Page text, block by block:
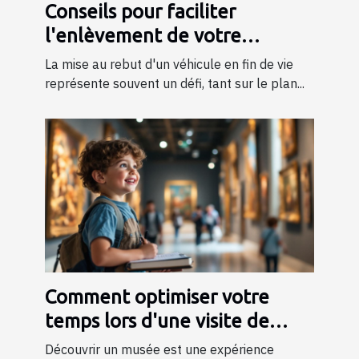
Conseils pour faciliter
l'enlèvement de votre
véhicule en fin de vie
La mise au rebut d'un véhicule en fin de vie
représente souvent un défi, tant sur le plan...
Comment optimiser votre
temps lors d'une visite de
musée ?
Découvrir un musée est une expérience